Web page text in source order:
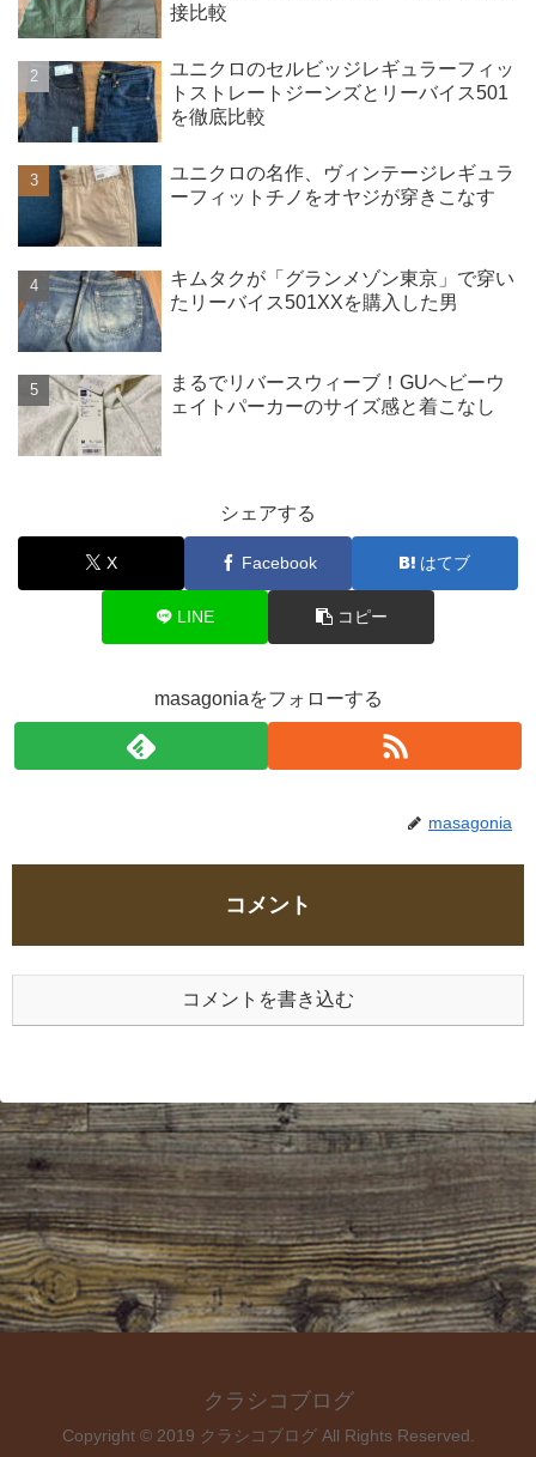
接比較
ユニクロのセルビッジレギュラーフィッ
トストレートジーンズとリーバイス501
を徹底比較
ユニクロの名作、ヴィンテージレギュラ
ーフィットチノをオヤジが穿きこなす
キムタクが「グランメゾン東京」で穿い
たリーバイス501XXを購入した男
まるでリバースウィーブ！GUヘビーウ
ェイトパーカーのサイズ感と着こなし
シェアする
X Facebook はてブ
LINE コピー
masagoniaをフォローする
masagonia
コメント
コメントを書き込む
クラシコブログ
Copyright © 2019 クラシコブログ All Rights Reserved.